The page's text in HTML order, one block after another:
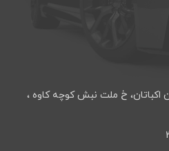
اكباتان، خ ملت نبش كوچه كاوه ،